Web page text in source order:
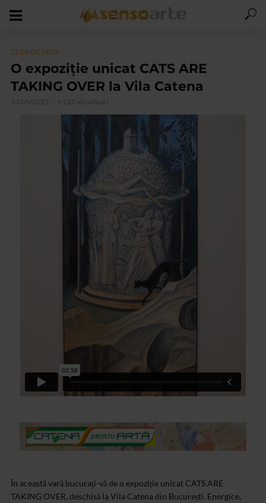
CLIPA DE ARTA
O expoziție unicat CATS ARE
TAKING OVER la Vila Catena
13/05/2025 9.112 vizualizari
În această vară bucurați-vă de o expoziție unicat CATS ARE
TAKING OVER, deschisă la Vila Catena din București. Energice,